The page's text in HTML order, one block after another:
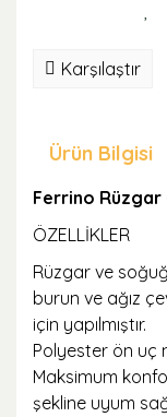
Karşılaştır
Ürün Bilgisi
Ferrino Rüzgar
ÖZELLİKLER
Rüzgar ve
burun ve ağız
için yapılmıştır.
Polyester ön uç
Maksimum
şekline uyum